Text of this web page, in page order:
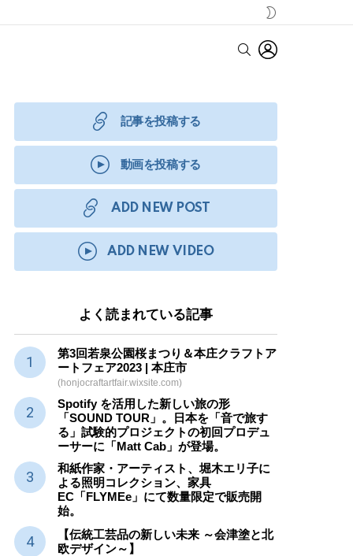
SKIN
SEARCH
記事を投稿する
動画を投稿する
ADD NEW POST
ADD NEW VIDEO
よく読まれている記事
第3回若泉公園桜まつり＆本庄クラフトア
ートフェア2023 | 本庄市
(honjocraftartfair.wixsite.com)
Spotify を活用した新しい旅の形
「SOUND TOUR」。日本を「音で旅す
る」試験的プロジェクトの初回プロデュ
ーサーに「Matt Cab」が登場。
和紙作家・アーティスト、堀木エリ子に
よる照明コレクション、家具
EC「FLYMEe」にて数量限定で販売開
始。
【伝統工芸品の新しい未来 ～会津塗と北
欧デザイン～】